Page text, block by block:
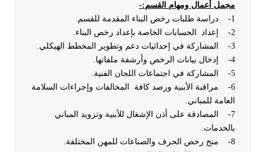
مجمل أعمال ومهام القسم:-
1- دراسة طلبات رخص البناء المقدمة للقسم.
2- إعداد الحسابات الخاصة بإعداد رخص البناء.
3- المشاركة في إحداثيات دعم وتطوير المخطط الهيكلي.
4- إدخال بيانات الرخص وأرشفة ملفاتها.
5- المشاركة في اجتماعات اللجان الفنية.
6- مراقبة الأبنية ورصد كافة المخالفات وإجراءات السلامة
العامة للمباني.
7- المصادقة على أذن الإشغال للأبنية وتزويد المباني
بالخدمات.
8- منح رخص الحرف والصناعات للمهن المختلفة.